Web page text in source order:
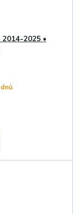
2025 •